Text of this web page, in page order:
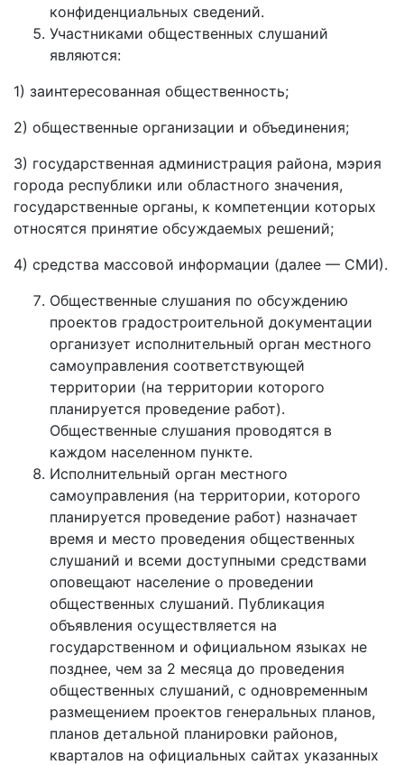
конфиденциальных сведений.
Участниками общественных слушаний
являются:
1) заинтересованная общественность;
2) общественные организации и объединения;
3) государственная администрация района, мэрия
города республики или областного значения,
государственные органы, к компетенции которых
относятся принятие обсуждаемых решений;
4) средства массовой информации (далее — СМИ).
Общественные слушания по обсуждению
проектов градостроительной документации
организует исполнительный орган местного
самоуправления соответствующей
территории (на территории которого
планируется проведение работ).
Общественные слушания проводятся в
каждом населенном пункте.
Исполнительный орган местного
самоуправления (на территории, которого
планируется проведение работ) назначает
время и место проведения общественных
слушаний и всеми доступными средствами
оповещают население о проведении
общественных слушаний. Публикация
объявления осуществляется на
государственном и официальном языках не
позднее, чем за 2 месяца до проведения
общественных слушаний, с одновременным
размещением проектов генеральных планов,
планов детальной планировки районов,
кварталов на официальных сайтах указанных